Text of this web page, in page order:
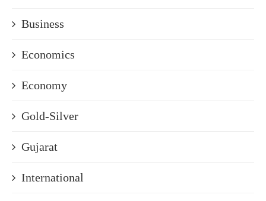
Business
Economics
Economy
Gold-Silver
Gujarat
International